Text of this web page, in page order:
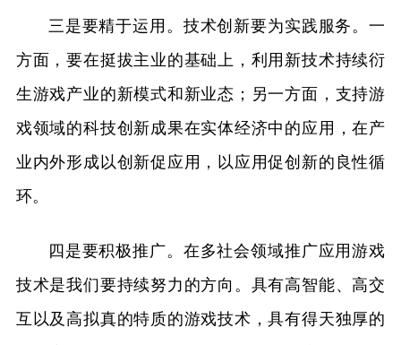
三是要精于运用。技术创新要为实践服务。一
方面，要在挺拔主业的基础上，利用新技术持续衍
生游戏产业的新模式和新业态；另一方面，支持游
戏领域的科技创新成果在实体经济中的应用，在产
业内外形成以创新促应用，以应用促创新的良性循
环。
四是要积极推广。在多社会领域推广应用游戏
技术是我们要持续努力的方向。具有高智能、高交
互以及高拟真的特质的游戏技术，具有得天独厚的